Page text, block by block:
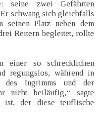
seine zwei Gefährten
schwang sich gleichfalls
seinen Platz neben dem
Reitern begleitet, rollte
einer so schrecklichen
regungslos, während in
des Ingrimms und der
nicht beiläufig,“ sagte
ist, der diese teuflische